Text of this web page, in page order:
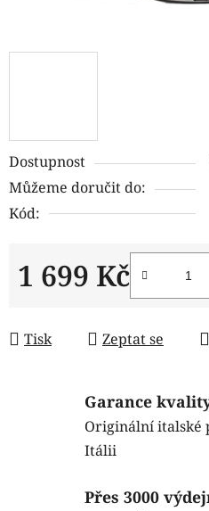
Dostupnost
Můžeme doručit do:
Kód:
1 699 Kč
Tisk Zeptat se
Garance
Originální italské
Itálii
Přes 3000